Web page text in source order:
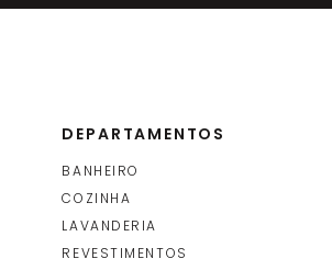
DEPARTAMENTOS
BANHEIRO
COZINHA
LAVANDERIA
REVESTIMENTOS